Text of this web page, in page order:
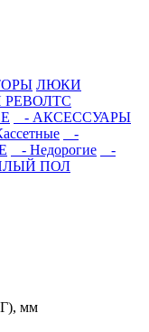
ЛЮКИ
- АКСЕССУАРЫ
-
- Недорогие
-
ПОЛ
мм